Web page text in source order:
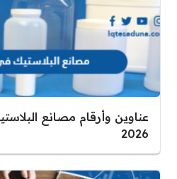
عناوين وأرقام مصانع
2026